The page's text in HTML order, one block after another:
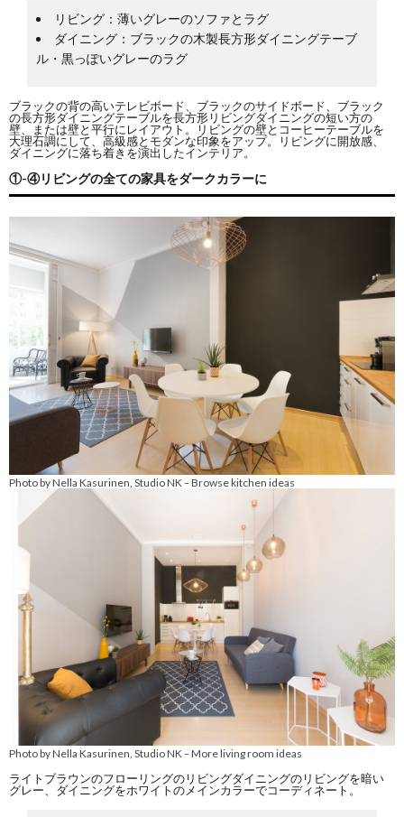
リビング：薄いグレーのソファとラグ
ダイニング：ブラックの木製長方形ダイニングテーブ
ル・黒っぽいグレーのラグ
ブラックの背の高いテレビボード、ブラックのサイドボード、ブラック
の長方形ダイニングテーブルを長方形リビングダイニングの短い方の
壁、または壁と平行にレイアウト。リビングの壁とコーヒーテーブルを
大理石調にして、高級感とモダンな印象をアップ。リビングに開放感、
ダイニングに落ち着きを演出したインテリア。
①-④リビングの全ての家具をダークカラーに
Photo by Nella Kasurinen, Studio NK –Browse kitchen ideas
Photo by Nella Kasurinen, Studio NK–More living room ideas
ライトブラウンのフローリングのリビングダイニングのリビングを暗い
グレー、ダイニングをホワイトのメインカラーでコーディネート。